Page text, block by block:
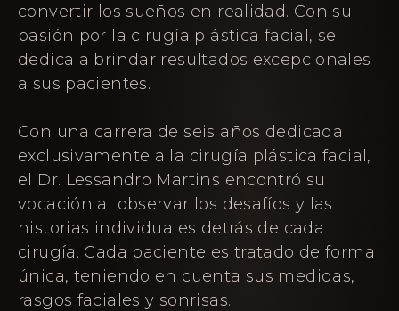
convertir los sueños en realidad. Con su
pasión por la cirugía plástica facial, se
dedica a brindar resultados excepcionales
a sus pacientes.
Con una carrera de seis años dedicada
exclusivamente a la cirugía plástica facial,
el Dr. Lessandro Martins encontró su
vocación al observar los desafíos y las
historias individuales detrás de cada
cirugía. Cada paciente es tratado de forma
única, teniendo en cuenta sus medidas,
rasgos faciales y sonrisas.